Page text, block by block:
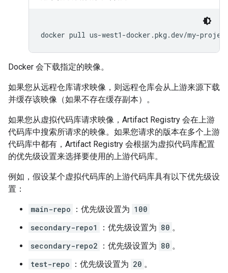
docker pull
Docker 会下载指定的映像。
如果您从远程仓库请求映像，则远程仓库会从上游来源下载
并缓存该映像（如果不存在缓存副本）。
如果您从虚拟代码库请求映像，Artifact Registry 会在上游
代码库中搜索所请求的映像。如果您请求的版本在多个上游
代码库中都有，Artifact Registry 会根据为虚拟代码库配置
的优先级设置来选择要使用的上游代码库。
例如，假设某个虚拟代码库的上游代码库具有以下优先级设
置：
main-repo ：优先级设置为 100
secondary-repo1
：优先级设置为 80 。
secondary-repo2
：优先级设置为 80 。
test-repo
：优先级设置为 20 。